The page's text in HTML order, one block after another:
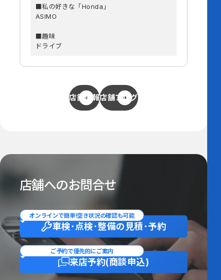
■私の好きな「Honda」
ASIMO
■趣味
ドライブ
店舗情報店舗ブログ
店舗へのお問合せ
オンラインで簡単!空き状況の確認も可能
車検･点検･整備の 見積･予約
ご予約で優先的にご案内
来店予約(商談申込)